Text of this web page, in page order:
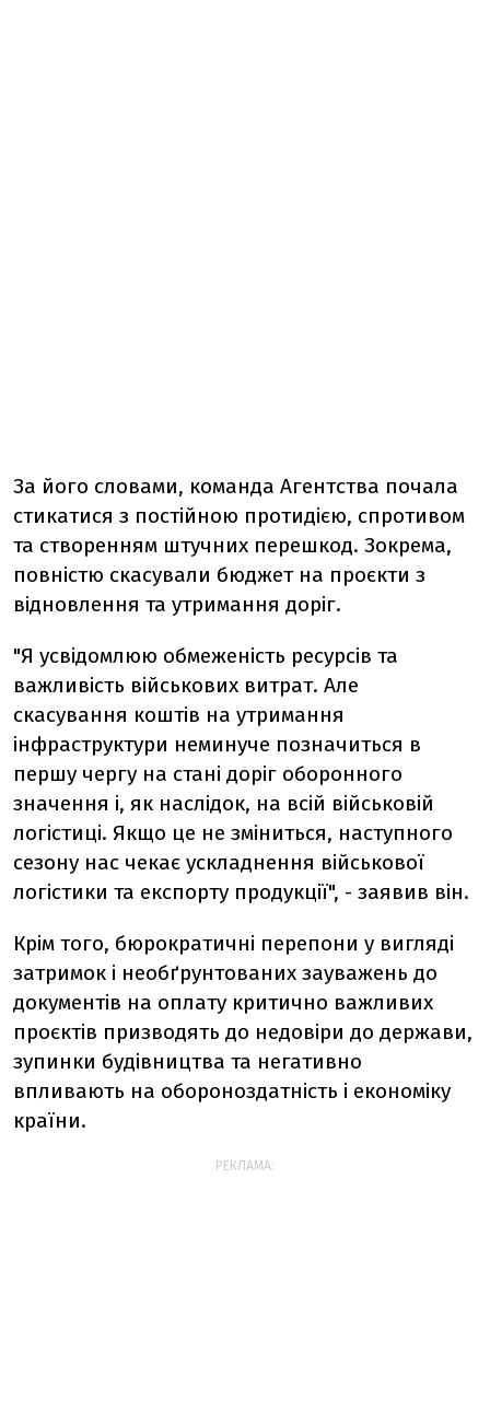
За його словами, команда Агентства почала
стикатися з постійною протидією, спротивом
та створенням штучних перешкод. Зокрема,
повністю скасували бюджет на проєкти з
відновлення та утримання доріг.
"Я усвідомлюю обмеженість ресурсів та
важливість військових витрат. Але
скасування коштів на утримання
інфраструктури неминуче позначиться в
першу чергу на стані доріг оборонного
значення і, як наслідок, на всій військовій
логістиці. Якщо це не зміниться, наступного
сезону нас чекає ускладнення військової
логістики та експорту продукції", - заявив він.
Крім того, бюрократичні перепони у вигляді
затримок і необґрунтованих зауважень до
документів на оплату критично важливих
проєктів призводять до недовіри до держави,
зупинки будівництва та негативно
впливають на обороноздатність і економіку
країни.
РЕКЛАМА: